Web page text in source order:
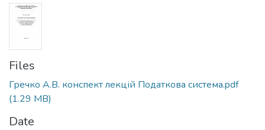
Files
Гречко А.В. конспект лекцій Податкова система.pdf
(1.29 MB)
Date